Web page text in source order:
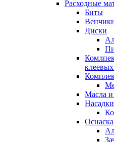
Расходные
Биты
Диски
Масла и